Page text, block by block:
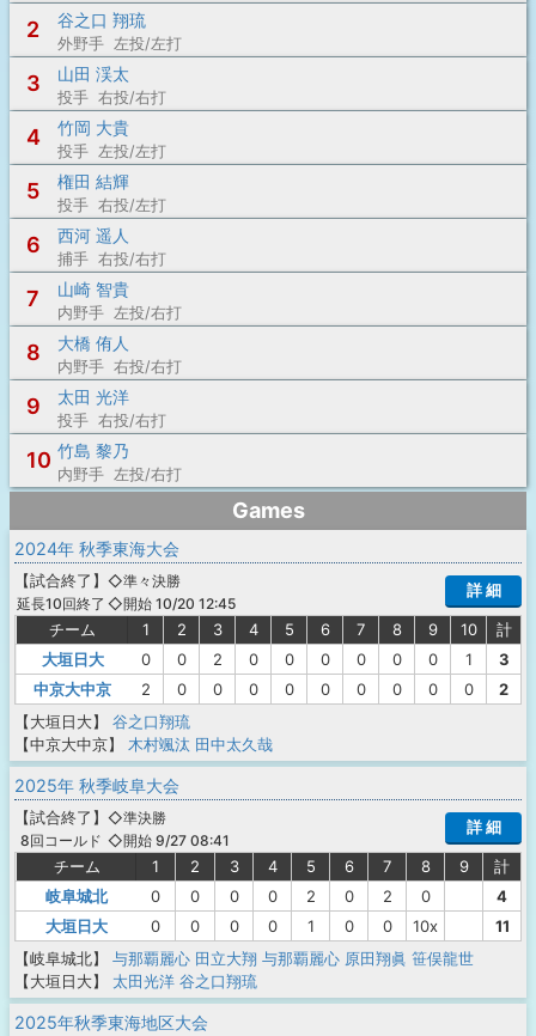
2 谷之口 翔琉
外野手 左投/左打
3 山田 渓太
投手 右投/右打
4 竹岡 大貴
投手 左投/左打
5 権田 結輝
投手 右投/左打
6 西河 遥人
捕手 右投/右打
7 山崎 智貴
内野手 左投/右打
8 大橋 侑人
内野手 右投/右打
9 太田 光洋
投手 右投/右打
10 竹島 黎乃
内野手 左投/右打
Games
2024年 秋季東海大会
【試合終了 】
延長10回終了
◇準々決勝
◇開始 10/20 12:45
詳 細
チーム 1 2 3 4 5 6 7 8 9 10
計
大垣日大
0 0 2 0 0 0 0 0 0 1
3
中京大中京
2 0 0 0 0 0 0 0 0 0
2
【大垣日大】
谷之口翔琉
【中京大中京】
木村颯汰 田中太久哉
2025年 秋季岐阜大会
【試合終了 】
8回コールド
◇準決勝
◇開始 9/27 08:41
詳 細
チーム 1 2 3 4 5 6 7 8 9
計
岐阜城北
0 0 0 0 2 0 2 0
4
大垣日大
0 0 0 0 1 0 0 10x
11
【岐阜城北】
与那覇麗心 田立大翔 与那覇麗心 原田翔眞 笹俣龍世
【大垣日大】
太田光洋 谷之口翔琉
2025年秋季東海地区大会